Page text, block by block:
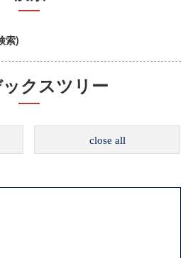
索)
クスツリー
close all